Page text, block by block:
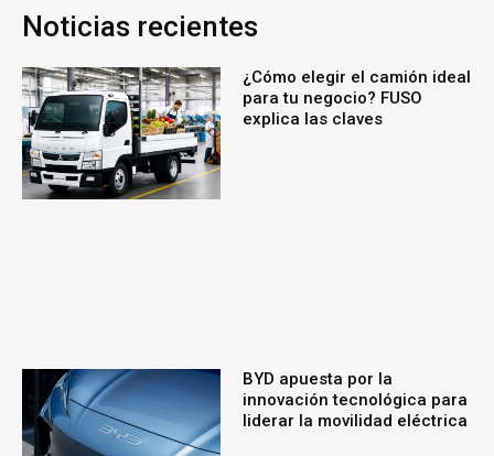
Noticias recientes
¿Cómo elegir el camión ideal
para tu negocio? FUSO
explica las claves
BYD apuesta por la
innovación tecnológica para
liderar la movilidad eléctrica